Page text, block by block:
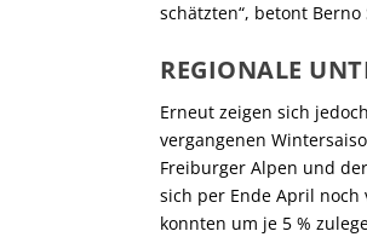
schätzten“, betont Berno
REGIONALE
Erneut zeigen sich
vergangenen
Freiburger Alpen und
sich per Ende April
konnten um je 5 %